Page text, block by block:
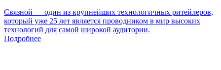
Связной — один из крупнейших технологичных ритейлеров,
который уже 25 лет является проводником в мир высоких
технологий для самой широкой аудитории.
Подробнее